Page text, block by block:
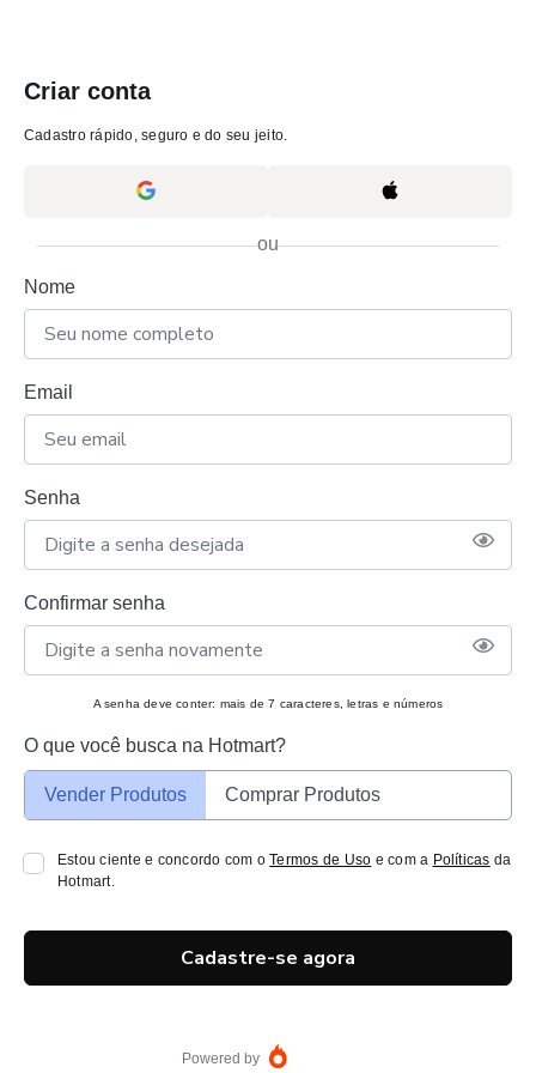
Criar conta
Cadastro rápido, seguro e do seu jeito.
ou
Nome
Email
Senha
Confirmar senha
A senha deve conter: mais de 7 caracteres, letras e números
O que você busca na Hotmart?
Vender Produtos Comprar Produtos
Estou ciente e concordo com oTermos de Uso e com a Políticas da
Hotmart.
Cadastre-se agora
Powered by